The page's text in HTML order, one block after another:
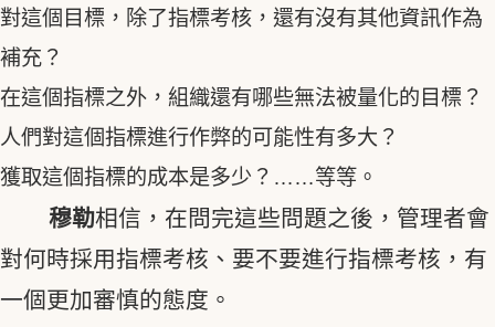
對這個目標，除了指標考核，還有沒有其他資訊作為
補充？
在這個指標之外，組織還有哪些無法被量化的目標？
人們對這個指標進行作弊的可能性有多大？
獲取這個指標的成本是多少？……等等。
穆勒相信，在問完這些問題之後，管理者會
對何時採用指標考核、要不要進行指標考核，有
一個更加審慎的態度。